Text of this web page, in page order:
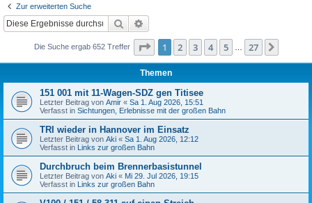
Zur erweiterten Suche
Suche
Die Suche ergab 652 Treffer Seite 1von 27
1 2 3 4 5 27
Themen
151 001 mit 11-Wagen-SDZ gen Titisee
Letzter Beitrag von Amir « Sa 1. Aug 2026, 15:51
Verfasst in Sichtungen, Erlebnisse mit der großen Bahn
TRI wieder in Hannover im Einsatz
Letzter Beitrag von Aki « Sa 1. Aug 2026, 12:12
Verfasst in Links zur großen Bahn
Durchbruch beim Brennerbasistunnel
Letzter Beitrag von Aki « Mi 29. Jul 2026, 19:15
Verfasst in Links zur großen Bahn